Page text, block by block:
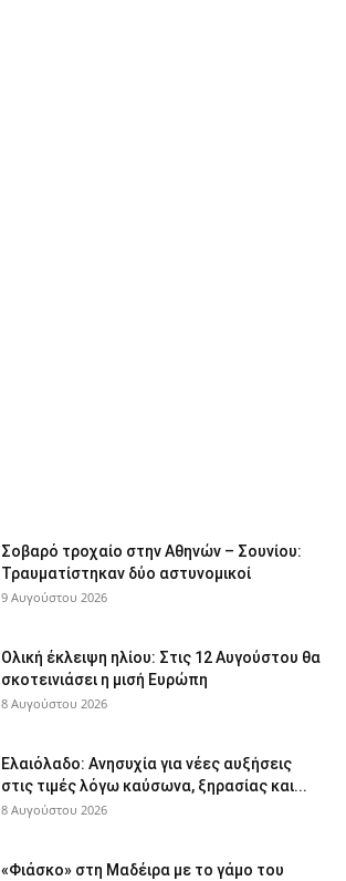
Σοβαρό τροχαίο στην Αθηνών – Σουνίου:
Τραυματίστηκαν δύο αστυνομικοί
9 Αυγούστου 2026
Ολική έκλειψη ηλίου: Στις 12 Αυγούστου θα
σκοτεινιάσει η μισή Ευρώπη
8 Αυγούστου 2026
Ελαιόλαδο: Ανησυχία για νέες αυξήσεις
στις τιμές λόγω καύσωνα, ξηρασίας και...
8 Αυγούστου 2026
«Φιάσκο» στη Μαδέιρα με το γάμο του